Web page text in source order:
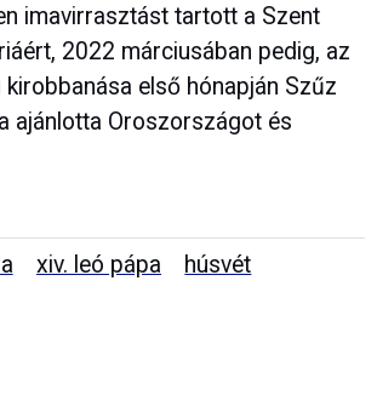
imavirrasztást tartott a Szent
2022 márciusában pedig, az
kirobbanása első hónapján Szűz
ajánlotta Oroszországot és
xiv. leó pápa húsvét